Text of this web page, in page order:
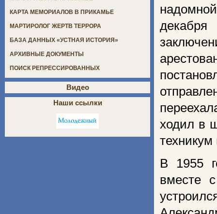
ходил в
техникум
В 1955
вместе
КАРТА МЕМОРИАЛОВ В ПРИКАМЬЕ
МАРТИРОЛОГ ЖЕРТВ ТЕРРОРА
БАЗА ДАННЫХ «УСТНАЯ ИСТОРИЯ»
АРХИВНЫЕ ДОКУМЕНТЫ
ПОИСК РЕПРЕССИРОВАННЫХ
Видео
Наши ссылки